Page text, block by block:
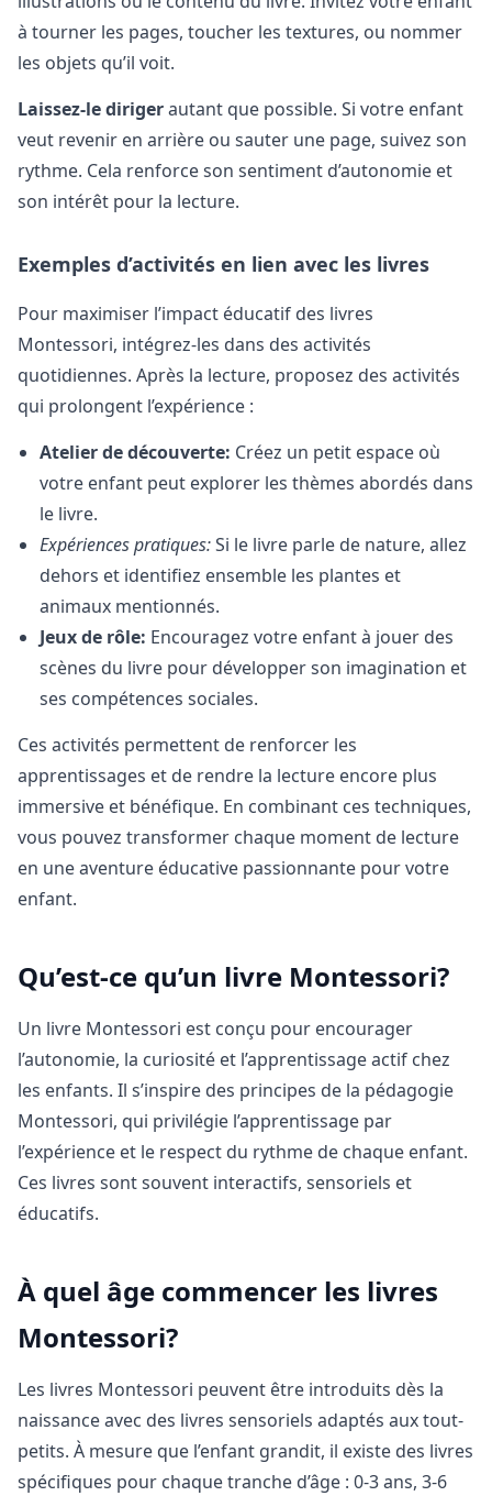
à tourner les pages, toucher les textures, ou nommer
les objets qu’il voit.
Laissez-le dirigerautant que possible. Si votre enfant
veut revenir en arrière ou sauter une page, suivez son
rythme. Cela renforce son sentiment d’autonomie et
son intérêt pour la lecture.
Exemples d’activités en lien avec les livres
Pour maximiser l’impact éducatif des livres
Montessori, intégrez-les dans des activités
quotidiennes. Après la lecture, proposez des activités
qui prolongent l’expérience :
Atelier de découverte: Créez un petit espace où
votre enfant peut explorer les thèmes abordés dans
le livre.
Expériences pratiques:Si le livre parle de nature, allez
dehors et identifiez ensemble les plantes et
animaux mentionnés.
Jeux de rôle: Encouragez votre enfant à jouer des
scènes du livre pour développer son imagination et
ses compétences sociales.
Ces activités permettent de renforcer les
apprentissages et de rendre la lecture encore plus
immersive et bénéfique. En combinant ces techniques,
vous pouvez transformer chaque moment de lecture
en une aventure éducative passionnante pour votre
enfant.
Qu’est-ce qu’un livre Montessori?
Un livre Montessori est conçu pour encourager
l’autonomie, la curiosité et l’apprentissage actif chez
les enfants. Il s’inspire des principes de la pédagogie
Montessori, qui privilégie l’apprentissage par
l’expérience et le respect du rythme de chaque enfant.
Ces livres sont souvent interactifs, sensoriels et
éducatifs.
À quel âge commencer les livres
Montessori?
Les livres Montessori peuvent être introduits dès la
naissance avec des livres sensoriels adaptés aux tout-
petits. À mesure que l’enfant grandit, il existe des livres
spécifiques pour chaque tranche d’âge : 0-3 ans, 3-6